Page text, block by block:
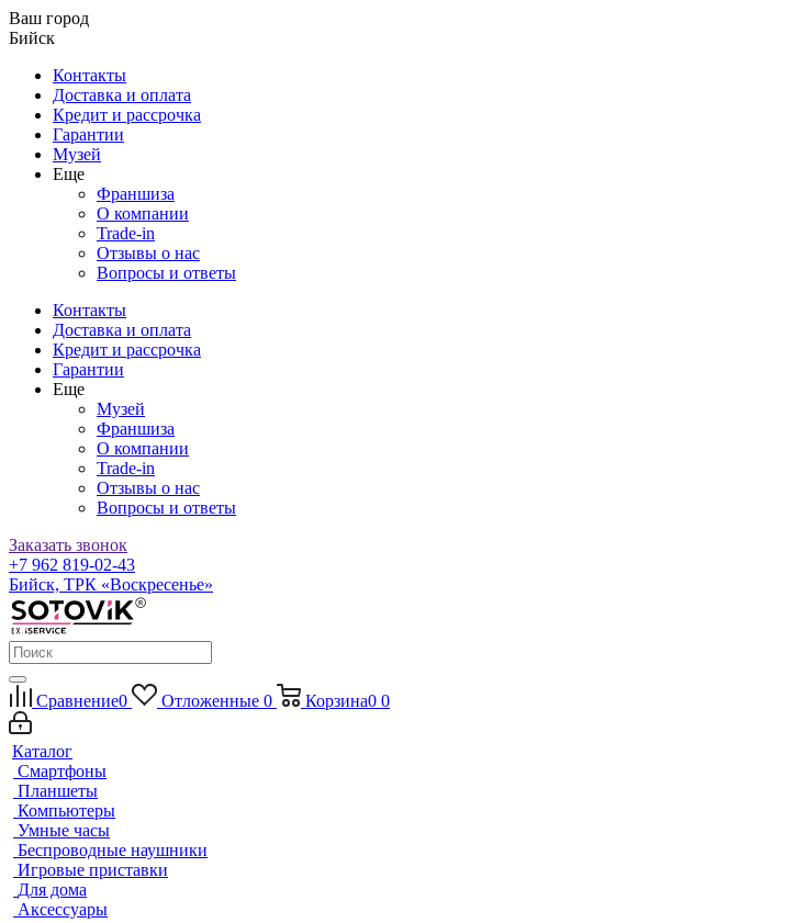
Ваш город
Бийск
Контакты
Доставка и оплата
Кредит и рассрочка
Гарантии
Музей
Еще
Франшиза
О компании
Trade-in
Отзывы о нас
Вопросы и ответы
Контакты
Доставка и оплата
Кредит и рассрочка
Гарантии
Еще
Музей
Франшиза
О компании
Trade-in
Отзывы о нас
Вопросы и ответы
Заказать звонок
+7 962 819-02-43
Бийск, ТРК «Воскресенье»
Сравнение0 Отложенные 0 Корзина0 0
Каталог
Смартфоны
Планшеты
Компьютеры
Умные часы
Беспроводные наушники
Игровые приставки
Для дома
Аксессуары